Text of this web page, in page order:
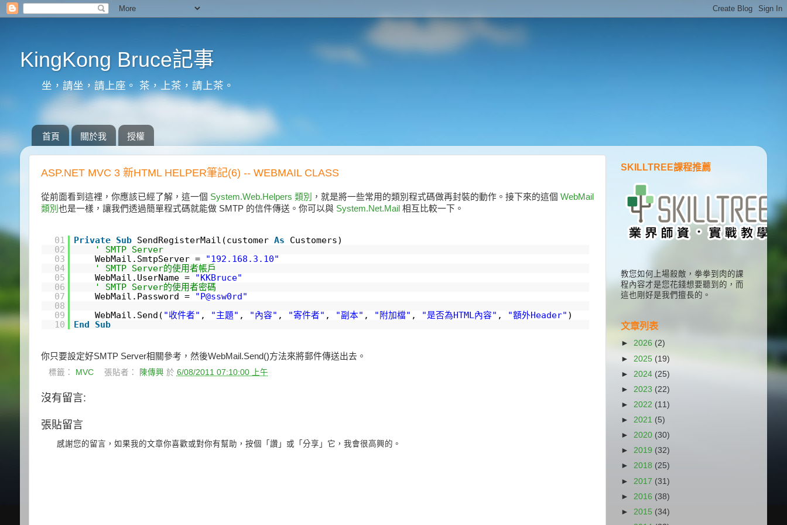
KingKong Bruce記事
坐，請坐，請上座。 茶，上茶，請上茶。
首頁 關於我 授權
ASP.NET MVC 3 新HTML HELPER筆記(6) -- WEBMAIL CLASS
從前面看到這裡，你應該已經了解，這一個 System.Web.Helpers 類別 ，就是將一些常用的類別程式碼做再封裝的動作。接下來的這個 WebMail
類別 也是一樣，讓我們透過簡單程式碼就能做 SMTP 的信件傳送。你可以與 System.Net.Mail 相互比較一下。
01 Private Sub SendRegisterMail(customerAs
Customers)
02
' SMTP Server
03
WebMail.SmtpServer =
"192.168.3.10"
04
' SMTP Server的使用者帳戶
05
WebMail.UserName =
"KKBruce"
06
' SMTP Server的使用者密碼
07
WebMail.Password =
"P@ssw0rd"
08
09
WebMail.Send( "收件者" , "主題" , "內容" , "寄件者" , "副本" , "附加檔" , "是否為HTML內容" , "額外Header" )
10
End Sub
你只要設定好SMTP Server相關參考，然後WebMail.Send()方法來將郵件傳送出去。
標籤： MVC 張貼者： 陳傳興 於 6/08/2011 07:10:00 上午
沒有留言:
張貼留言
感謝您的留言，如果我的文章你喜歡或對你有幫助，按個「讚」或「分享」它，我會很高興的。
SKILLTREE課程推薦
教您如何上場殺敵，拳拳到肉的課
程內容才是您花錢想要聽到的，而
這也剛好是我們擅長的。
文章列表
►2026 (2)
► 2025 (19)
► 2024 (25)
► 2023 (22)
► 2022 (11)
►2021 (5)
►2020 (30)
►2019 (32)
►2018 (25)
► 2017 (31)
► 2016 (38)
► 2015 (34)